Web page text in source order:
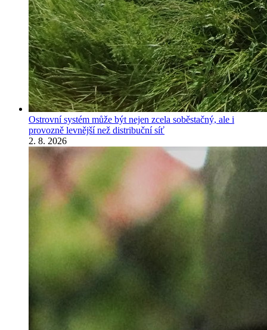
Ostrovní systém může být nejen zcela soběstačný, ale i
provozně levnější než distribuční síť
2. 8. 2026